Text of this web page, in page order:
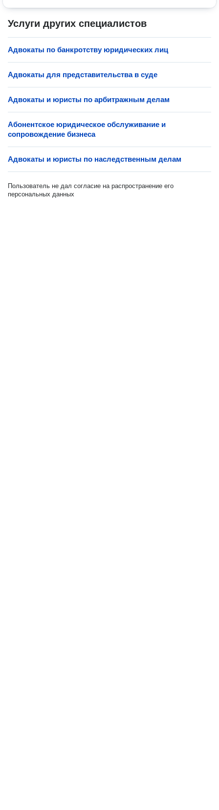
Услуги других специалистов
Адвокаты по банкротству юридических лиц
Адвокаты для представительства в суде
Адвокаты и юристы по арбитражным делам
Абонентское юридическое обслуживание и
сопровождение бизнеса
Адвокаты и юристы по наследственным делам
Пользователь не дал согласие на распространение его
персональных данных